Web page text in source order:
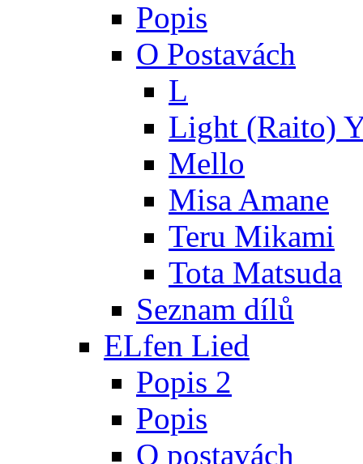
Popis
O Postavách
L
Light (Raito)
Mello
Misa Amane
Teru Mikami
Tota Matsuda
Seznam dílů
ELfen Lied
Popis 2
Popis
O postavách